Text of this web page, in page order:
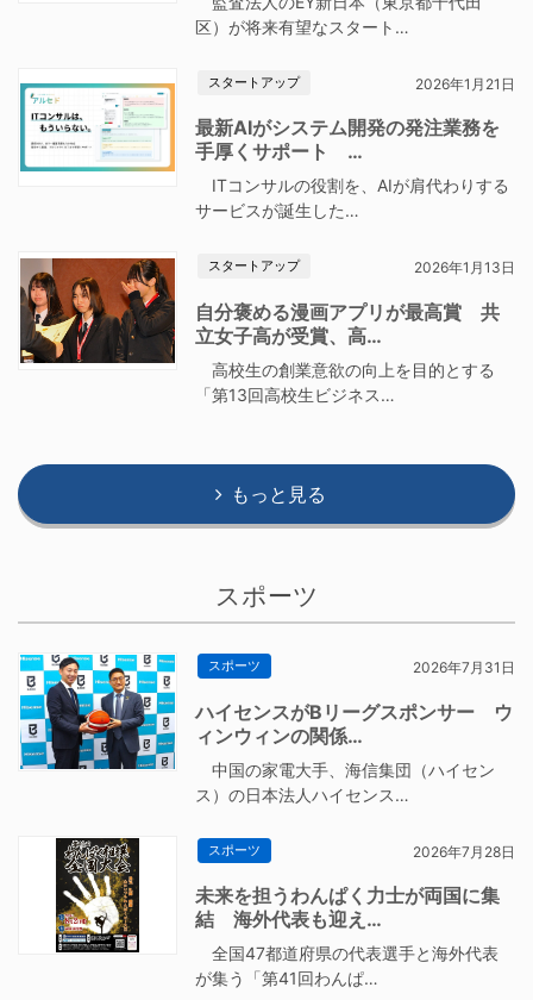
区）が将来有望なスタート…
スタートアップ 2026年1月21日
最新AIがシステム開発の発注業務を
手厚くサポート …
ITコンサルの役割を、AIが肩代わりする
サービスが誕生した…
スタートアップ 2026年1月13日
自分褒める漫画アプリが最高賞 共
立女子高が受賞、高…
高校生の創業意欲の向上を目的とする
「第13回高校生ビジネス…
もっと見る
スポーツ
スポーツ 2026年7月31日
ハイセンスがBリーグスポンサー ウ
ィンウィンの関係…
中国の家電大手、海信集団（ハイセン
ス）の日本法人ハイセンス…
スポーツ 2026年7月28日
未来を担うわんぱく力士が両国に集
結 海外代表も迎え…
全国47都道府県の代表選手と海外代表
が集う「第41回わんぱ…